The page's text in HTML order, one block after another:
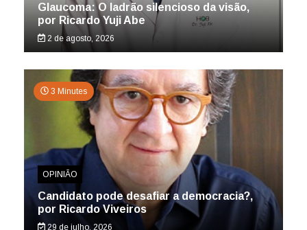
Glaucoma: O ladrão silencioso da visão,
por Ricardo Yuji Abe
2 de agosto, 2026
3 Minutes
OPINIÃO
Candidato pode desafiar a democracia?,
por Ricardo Viveiros
29 de julho, 2026